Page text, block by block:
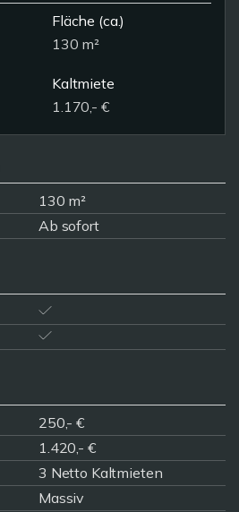
Fläche (ca.)
130 m²
Kaltmiete
1.170,- €
130 m²
Ab sofort
250,- €
1.420,- €
3 Netto Kaltmieten
Massiv